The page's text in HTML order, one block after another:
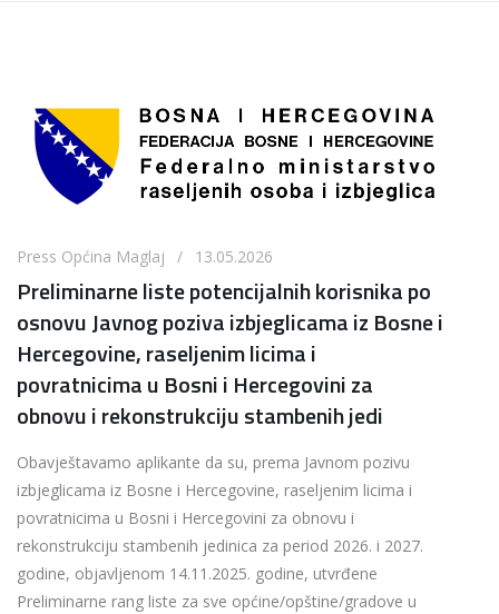
Press Općina Maglaj / 13.05.2026
Preliminarne liste potencijalnih korisnika po
osnovu Javnog poziva izbjeglicama iz Bosne i
Hercegovine, raseljenim licima i
povratnicima u Bosni i Hercegovini za
obnovu i rekonstrukciju stambenih jedi
Obavještavamo aplikante da su, prema Javnom pozivu
izbjeglicama iz Bosne i Hercegovine, raseljenim licima i
povratnicima u Bosni i Hercegovini za obnovu i
rekonstrukciju stambenih jedinica za period 2026. i 2027.
godine, objavljenom 14.11.2025. godine, utvrđene
Preliminarne rang liste za sve općine/opštine/gradove u